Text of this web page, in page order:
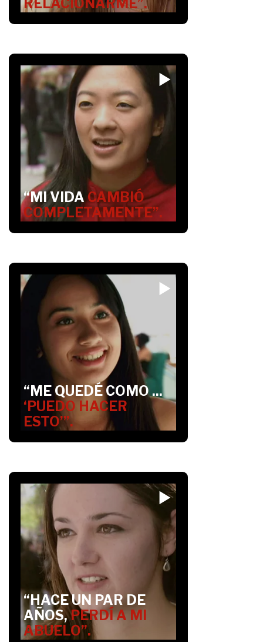
RELACIONARME”.
“MI VIDACAMBIÓ
COMPLETAMENTE”.
“ME QUEDÉ COMO ...
‘PUEDO HACER
ESTO’”.
“HACE UN PAR DE
AÑOS,PERDÍ A MI
ABUELO”.